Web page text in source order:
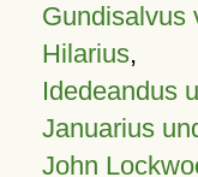
Gundisalvus
Hilarius,
Idedeandus
Januarius
John